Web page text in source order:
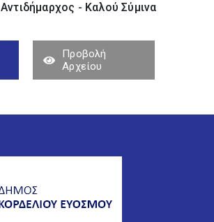
Αντιδήμαρχος - Καλού Σύµινα
Προβολή
Αρχείου